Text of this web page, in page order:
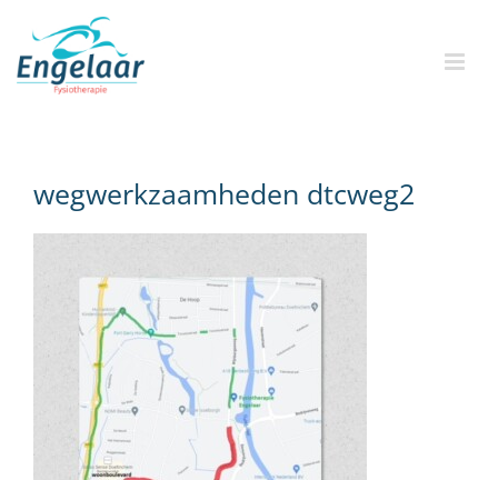
content
wegwerkzaamheden dtcweg2